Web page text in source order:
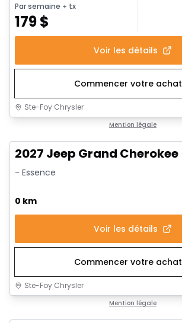
Par semaine + tx
179$
Voir les détails
Commencer votre achat
Ste-Foy Chrysler
Mention légale
2027 Jeep Grand Cherokee
- Essence
0 km
Voir les détails
Commencer votre achat
Ste-Foy Chrysler
Mention légale